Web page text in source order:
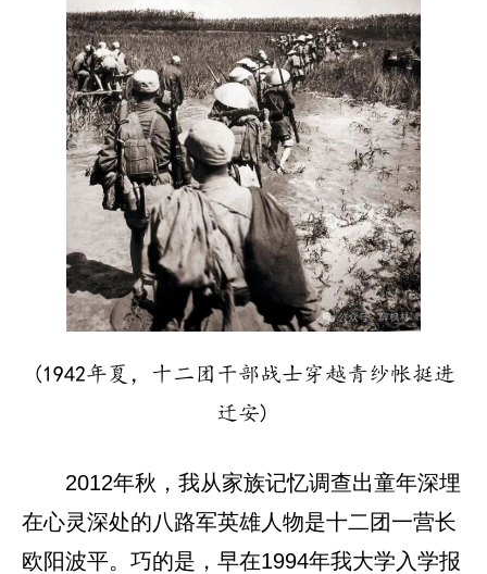
(1942年夏，十二团干部战士穿越青纱帐挺进
迁安)
2012年秋，我从家族记忆调查出童年深埋
在心灵深处的八路军英雄人物是十二团一营长
欧阳波平。巧的是，早在1994年我大学入学报